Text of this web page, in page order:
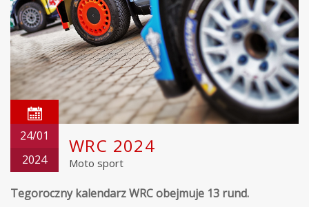
24/01
2024
WRC 2024
Moto sport
Tegoroczny kalendarz WRC obejmuje 13 rund.